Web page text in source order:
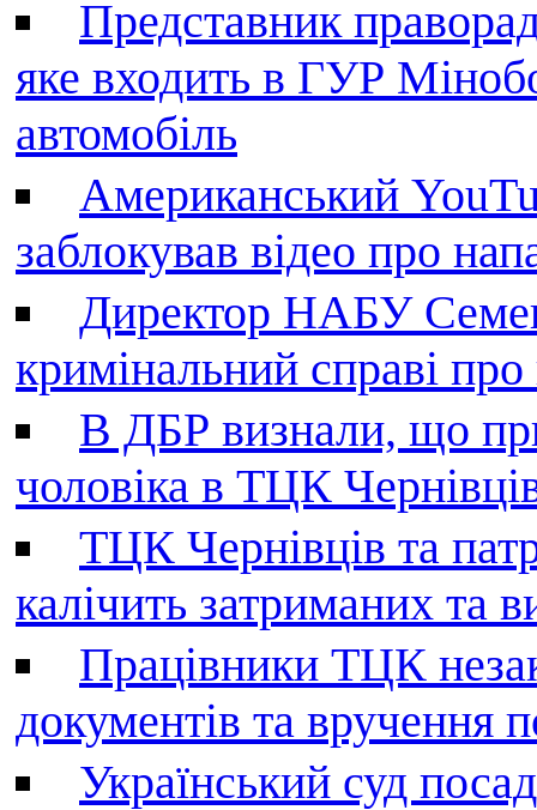
Представник
яке входить в ГУР
автомобіль
Американський
заблокував відео про
Директор НАБУ
кримінальний справі
В ДБР визнали, що
чоловіка в ТЦК Чернівців
ТЦК Чернівців та
калічить затриманих та
Працівники ТЦК
документів та вручення
Український суд